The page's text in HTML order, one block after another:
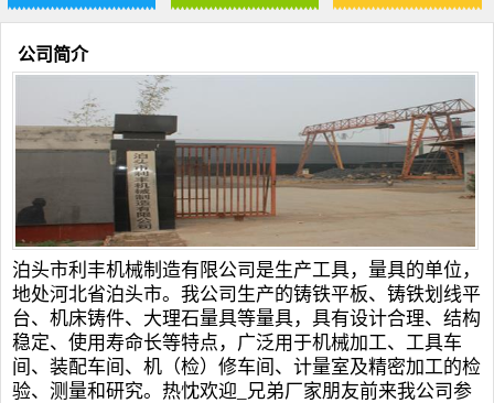
公司简介
泊头市利丰机械制造有限公司是生产工具，量具的单位，
地处河北省泊头市。我公司生产的铸铁平板、 铸铁划线平
台、 机床铸件、 大理石量具等量具，具有设计合理、结构
稳定、使用寿命长等特点，广泛用于机械加工、工具车
间、装配车间、机（检）修车间、计量室及精密加工的检
验、测量和研究。热忱欢迎_兄弟厂家朋友前来我公司参